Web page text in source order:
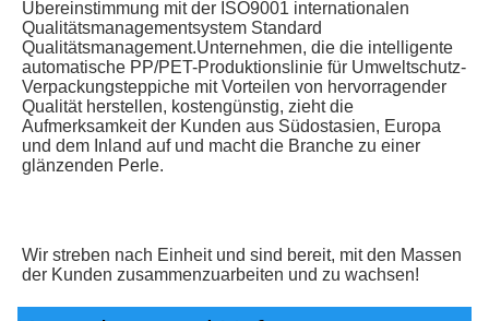
Übereinstimmung mit der ISO9001 internationalen
Qualitätsmanagementsystem Standard
Qualitätsmanagement.Unternehmen, die die intelligente
automatische PP/PET-Produktionslinie für Umweltschutz-
Verpackungsteppiche mit Vorteilen von hervorragender
Qualität herstellen, kostengünstig, zieht die
Aufmerksamkeit der Kunden aus Südostasien, Europa
und dem Inland auf und macht die Branche zu einer
glänzenden Perle.
Wir streben nach Einheit und sind bereit, mit den Massen
der Kunden zusammenzuarbeiten und zu wachsen!